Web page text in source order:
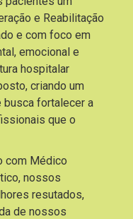
e Reabilitação
e com foco em
emocional e
hospitalar
criando um
busca fortalecer a
que o
com Médico
nossos
resutados,
de nossos